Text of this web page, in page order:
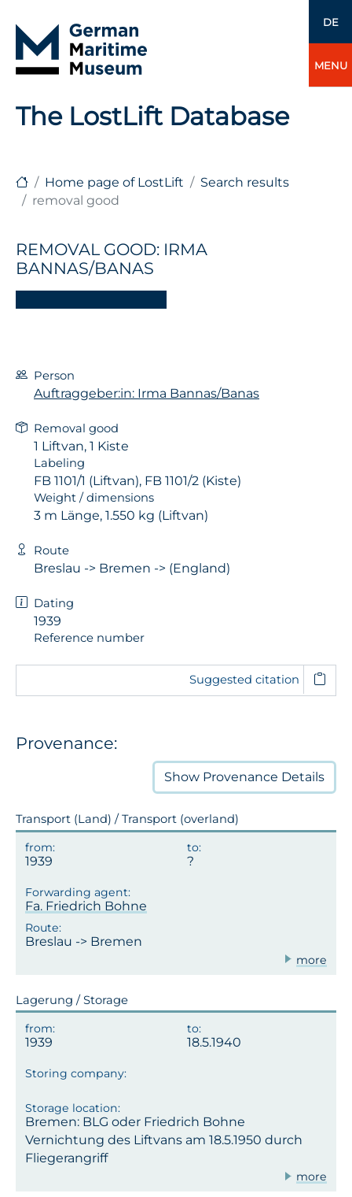
DE
MENU
The LostLift Database
Home page of LostLift
Search results
removal good
REMOVAL GOOD: IRMA
BANNAS/BANAS
Person
Auftraggeber:in: Irma Bannas/Banas
Removal good
1 Liftvan, 1 Kiste
Labeling
FB 1101/1 (Liftvan), FB 1101/2 (Kiste)
Weight / dimensions
3 m Länge, 1.550 kg (Liftvan)
Route
Breslau -> Bremen -> (England)
Dating
1939
Reference number
Suggested citation
Provenance:
Show Provenance Details
Transport (Land) / Transport (overland)
1939
Fa. Friedrich Bohne
Breslau -> Bremen
more
Lagerung / Storage
1939 18.5.1940
Bremen: BLG oder Friedrich Bohne
Vernichtung des Liftvans am 18.5.1950 durch
Fliegerangriff
more